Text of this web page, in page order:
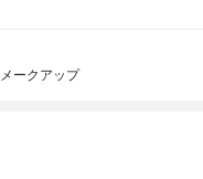
ークアップ